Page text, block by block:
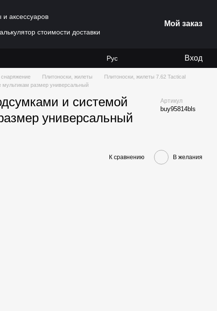
аксессуаров
стоимости доставки
Мой заказ
Рус Вход
Плитоноски, жилеты
Плитоноски, жилеты 7.62 Tactical
мультикам размер универсальный
и системой
универсальный
Артикул
buy95814bls
К сравнению В желания